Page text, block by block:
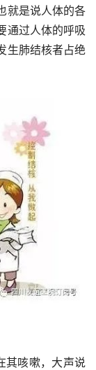
就是说人体的各
通过人体的呼吸
生肺结核者占绝
其咳嗽，大声说